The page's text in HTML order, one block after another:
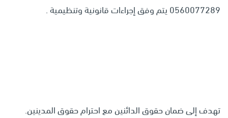
0560077289 يتم وفق إجراءات قانونية وتنظيمية .
تهدف إلى ضمان حقوق الدائنين مع احترام حقوق المدينين.